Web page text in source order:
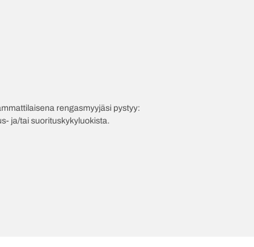
rengasmyyjäsi pystyy:
ja/tai suorituskykyluokista.